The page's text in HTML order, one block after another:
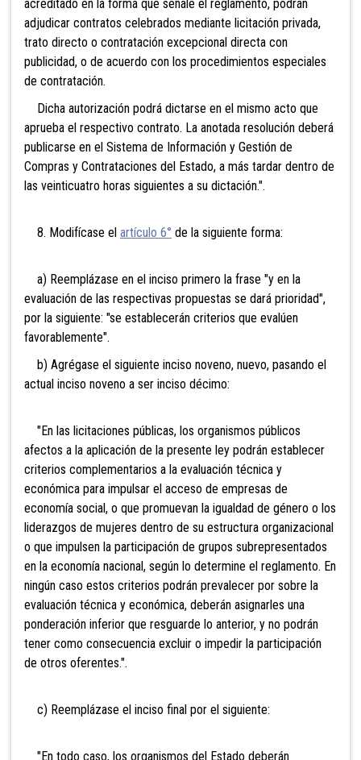
acreditado en la forma que señale el reglamento, podrán
adjudicar contratos celebrados mediante licitación privada,
trato directo o contratación excepcional directa con
publicidad, o de acuerdo con los procedimientos especiales
de contratación.
Dicha autorización podrá dictarse en el mismo acto que
aprueba el respectivo contrato. La anotada resolución deberá
publicarse en el Sistema de Información y Gestión de
Compras y Contrataciones del Estado, a más tardar dentro de
las veinticuatro horas siguientes a su dictación.".
8. Modifícase el artículo 6° de la siguiente forma:
a) Reemplázase en el inciso primero la frase "y en la
evaluación de las respectivas propuestas se dará prioridad",
por la siguiente: "se establecerán criterios que evalúen
favorablemente".
b) Agrégase el siguiente inciso noveno, nuevo, pasando el
actual inciso noveno a ser inciso décimo:
"En las licitaciones públicas, los organismos públicos
afectos a la aplicación de la presente ley podrán establecer
criterios complementarios a la evaluación técnica y
económica para impulsar el acceso de empresas de
economía social, o que promuevan la igualdad de género o los
liderazgos de mujeres dentro de su estructura organizacional
o que impulsen la participación de grupos subrepresentados
en la economía nacional, según lo determine el reglamento. En
ningún caso estos criterios podrán prevalecer por sobre la
evaluación técnica y económica, deberán asignarles una
ponderación inferior que resguarde lo anterior, y no podrán
tener como consecuencia excluir o impedir la participación
de otros oferentes.".
c) Reemplázase el inciso final por el siguiente:
"En todo caso, los organismos del Estado deberán